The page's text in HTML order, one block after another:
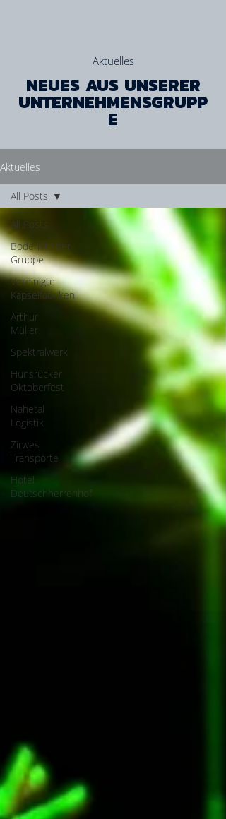
Aktuelles
NEUES AUS UNSERER
UNTERNEHMENSGRUPP
E
Aktuelles
All Posts
Bodensteiner
Gruppe
Vereinigte
Kapselfabriken
Arthur
Müller
Spektralwerk
Hunsrücker
Oktoberfest
Nahetal
Logistik
Zirwes
Transporte
Hotel
Deutschherrenhof
All Posts